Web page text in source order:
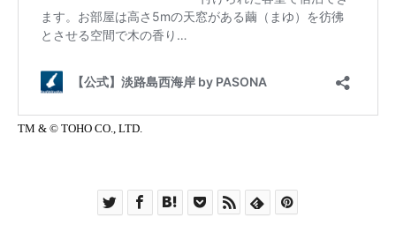
TM & © TOHO CO., LTD.